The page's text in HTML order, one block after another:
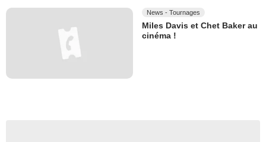
News - Tournages
Miles Davis et Chet Baker au
cinéma !